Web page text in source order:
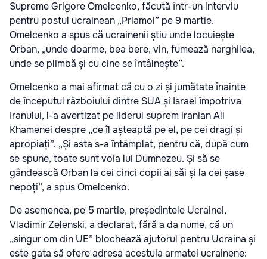
Supreme Grigore Omelcenko, făcută într-un interviu
pentru postul ucrainean „Priamoi” pe 9 martie.
Omelcenko a spus că ucrainenii știu unde locuiește
Orban, „unde doarme, bea bere, vin, fumează narghilea,
unde se plimbă și cu cine se întâlnește”.
Omelcenko a mai afirmat că cu o zi și jumătate înainte
de începutul războiului dintre SUA și Israel împotriva
Iranului, l-a avertizat pe liderul suprem iranian Ali
Khamenei despre „ce îl așteaptă pe el, pe cei dragi și
apropiați”. „Și asta s-a întâmplat, pentru că, după cum
se spune, toate sunt voia lui Dumnezeu. Și să se
gândească Orban la cei cinci copii ai săi și la cei șase
nepoți”, a spus Omelcenko.
De asemenea, pe 5 martie, președintele Ucrainei,
Vladimir Zelenski, a declarat, fără a da nume, că un
„singur om din UE” blochează ajutorul pentru Ucraina și
este gata să ofere adresa acestuia armatei ucrainene: